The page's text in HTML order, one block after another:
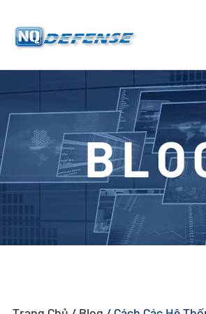
Sản Phẩm
- Hệ Thống Anti-Drone
- - Hệ Thống Anti-Drone Cố Định
- - - ND-BU001 Hệ Thống Anti-Drone Tiêu
- - - ND-BU002 Hệ Thống Anti-Drone Cao
- - - ND-BU004 Hệ Thống Anti-Drone An